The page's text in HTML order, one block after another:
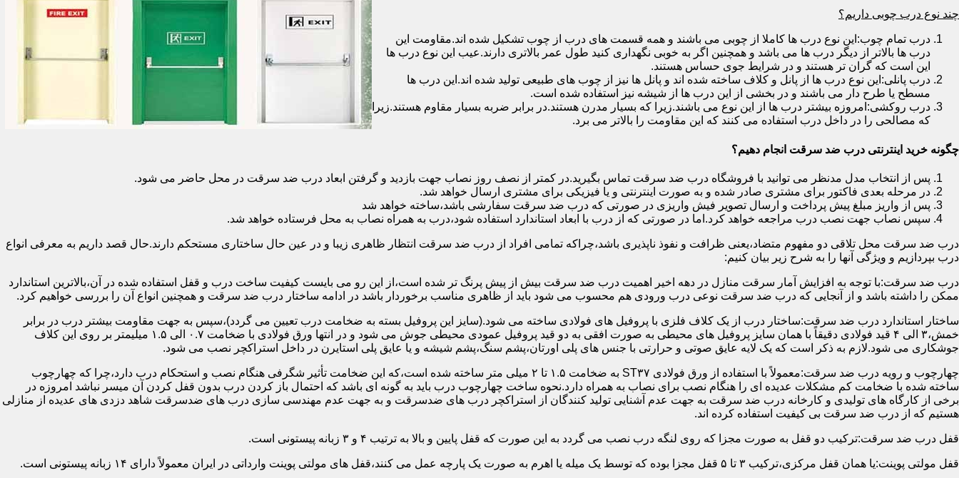
چند نوع درب چوبی داریم؟
درب تمام چوب:این نوع درب ها کاملا از چوبی می باشند و همه قسمت های درب از چوب تشکیل شده اند.مقاومت این
درب ها بالاتر از دیگر درب ها می باشد و همچنین اگر به خوبی نگهداری کنید طول عمر بالاتری دارند.عیب این نوع درب ها
این است که گران تر هستند و در شرایط جوی حساس هستند.
درب پانلی:این نوع درب ها از پانل و کلاف ساخته شده اند و پانل ها نیز از چوب های طبیعی تولید شده اند.این درب ها
مسطح یا طرح دار می باشند و در بخشی از این درب ها از شیشه نیز استفاده شده است.
درب روکشی:امروزه بیشتر درب ها از این نوع می باشند.زیرا که بسیار مدرن هستند.در برابر ضربه بسیار مقاوم هستند.زیرا
که مصالحی را در داخل درب استفاده می کنند که این مقاومت را بالاتر می برد.
چگونه خرید اینترنتی درب ضد سرقت انجام دهیم؟
پس از انتخاب مدل مدنظر می توانید با فروشگاه درب ضد سرقت تماس بگیرید.در کمتر از نصف روز نصاب جهت بازدید و گرفتن ابعاد درب ضد سرقت در محل حاضر می شود.
در مرحله بعدی فاکتور برای مشتری صادر شده و به صورت اینترنتی و یا فیزیکی برای مشتری ارسال خواهد شد.
پس از واریز مبلغ پیش پرداخت و ارسال تصویر فیش واریزی در صورتی که درب ضد سرقت سفارشی باشد،ساخته خواهد شد
سپس نصاب جهت نصب درب مراجعه خواهد کرد.اما در صورتی که از درب با ابعاد استاندارد استفاده شود،درب به همراه نصاب به محل فرستاده خواهد شد.
درب ضد سرقت محل تلاقی دو مفهوم متضاد،یعنی ظرافت و نفوذ ناپذیری باشد،چراکه تمامی افراد از درب ضد سرقت انتظار ظاهری زیبا و در عین حال ساختاری مستحکم دارند.حال قصد داریم به معرفی انواع
درب بپردازیم و ویژگی آنها را به شرح زیر بیان کنیم:
درب ضد سرقت:با توجه به افزایش آمار سرقت منازل در دهه اخیر اهمیت درب ضد سرقت بیش از پیش پرنگ تر شده است،از این رو می بایست کیفیت ساخت درب و قفل استفاده شده در آن،بالاترین استاندارد
ممکن را داشته باشد و از آنجایی که درب ضد سرقت نوعی درب ورودی هم محسوب می شود باید از ظاهری مناسب برخوردار باشد در ادامه ساختار درب ضد سرقت و همچنین انواع آن را بررسی خواهیم کرد.
ساختار استاندارد درب ضد سرقت:ساختار درب از یک کلاف فلزی با پروفیل های فولادی ساخته می شود.(سایز این پروفیل بسته به ضخامت درب تعیین می گردد)،سپس به جهت مقاومت بیشتر درب در برابر
خمش،۳ الی ۴ قید فولادی دقیقاً با همان سایز پروفیل های محیطی به صورت افقی به دو قید پروفیل عمودی محیطی جوش می شود و در انتها ورق فولادی با ضخامت ۰.۷ الی ۱.۵ میلیمتر بر روی این کلاف
جوشکاری می شود.لازم به ذکر است که یک لایه عایق صوتی و حرارتی با جنس های پلی اورتان،پشم سنگ،پشم شیشه و یا عایق پلی استایرن در داخل استراکچر نصب می شود.
چهارچوب و رویه درب ضد سرقت:معمولاً با استفاده از ورق فولادی ST۳۷ به ضخامت ۱.۵ تا ۲ میلی متر ساخته شده است،که این ضخامت تأثیر شگرفی هنگام نصب و استحکام درب دارد،چرا که چهارچوب
ساخته شده با ضخامت کم مشکلات عدیده ای را هنگام نصب برای نصاب به همراه دارد.نحوه ساخت چهارچوب درب باید به گونه ای باشد که احتمال باز کردن درب بدون قفل کردن آن میسر نباشد امروزه در
برخی از کارگاه های تولیدی و کارخانه درب ضد سرقت به جهت عدم آشنایی تولید کنندگان از استراکچر درب های ضدسرقت و به جهت عدم مهندسی سازی درب های ضدسرقت شاهد دزدی های عدیده از منازلی
هستیم که از درب ضد سرقت بی کیفیت استفاده کرده اند.
قفل درب ضد سرقت:ترکیب دو قفل به صورت مجزا که روی لنگه درب نصب می گردد به این صورت که قفل پایین و بالا به ترتیب ۴ و ۳ زبانه پیستونی است.
قفل مولتی پوینت:یا همان قفل مرکزی،ترکیب ۳ تا ۵ قفل مجزا بوده که توسط یک میله یا اهرم به صورت یک پارچه عمل می کنند،قفل های مولتی پوینت وارداتی در ایران معمولاً دارای ۱۴ زبانه پیستونی است.